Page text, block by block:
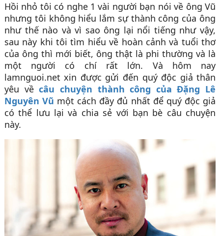
Hồi nhỏ tôi có nghe 1 vài người bạn nói về ông Vũ
nhưng tôi không hiểu lắm sự thành công của ông
như thế nào và vì sao ông lại nổi tiếng như vậy,
sau này khi tôi tìm hiểu về hoàn cảnh và tuổi thơ
của ông thì mới biết, ông thật là phi thường và là
một người có chí rất lớn. Và hôm nay
lamnguoi.net xin được gửi đến quý độc giả thân
yêu vềcâu chuyện thành công của Đặng Lê
Nguyên Vũ một cách đầy đủ nhất để quý độc giả
có thể lưu lại và chia sẻ với bạn bè câu chuyện
này.